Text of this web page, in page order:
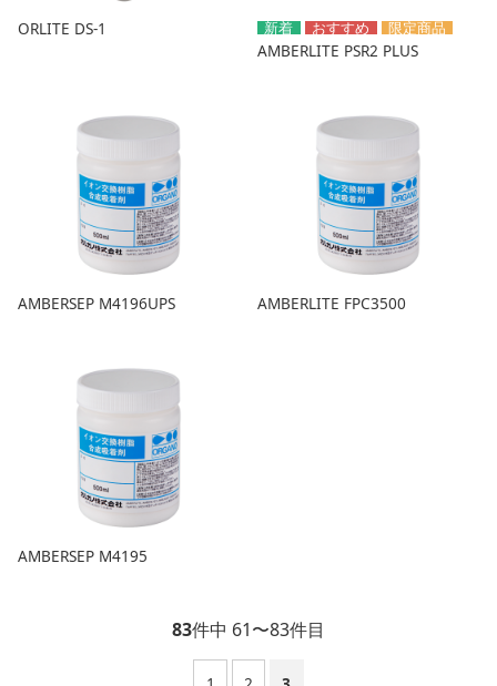
ORLITE DS-1
AMBERLITE PSR2 PLUS
AMBERSEP M4196UPS AMBERLITE FPC3500
AMBERSEP M4195
83件中 61〜83件目